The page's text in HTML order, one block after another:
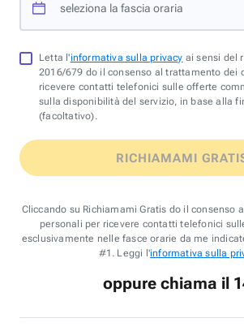
seleziona la fascia oraria
Letta l'informativa sulla privacy ai sensi del
2016/679 do il consenso al trattamento dei
ricevere contatti telefonici sulle offerte
sulla disponibilità del servizio, in base alla
(facoltativo).
RICHIAMAMI
Cliccando su Richiamami Gratis do il consenso
personali per ricevere contatti telefonici
esclusivamente nelle fasce orarie da me
#1. Leggi l'informativa sulla
oppure chiama il